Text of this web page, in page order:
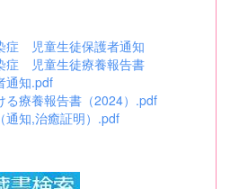
症 児童生徒保護者通知
症 児童生徒療養報告書
通知.pdf
る療養報告書（2024）.pdf
通知,治癒証明）.pdf